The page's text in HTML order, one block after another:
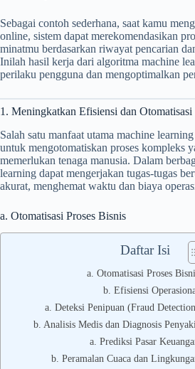
Sebagai contoh sederhana, saat kamu
online, sistem dapat merekomendasikan
minatmu berdasarkan riwayat pencarian
Inilah hasil kerja dari algoritma machine
perilaku pengguna dan mengoptimalkan
1. Meningkatkan Efisiensi dan Otomatisasi
Salah satu manfaat utama machine
untuk mengotomatiskan proses kompleks
memerlukan tenaga manusia. Dalam
learning dapat mengerjakan tugas-tugas
akurat, menghemat waktu dan biaya
a. Otomatisasi Proses Bisnis
Daftar Isi
a. Otomatisasi Proses
b. Efisiensi
a. Deteksi Penipuan (Fraud
b. Analisis Medis dan Diagnosis
a. Prediksi Pasar
b. Peramalan Cuaca dan